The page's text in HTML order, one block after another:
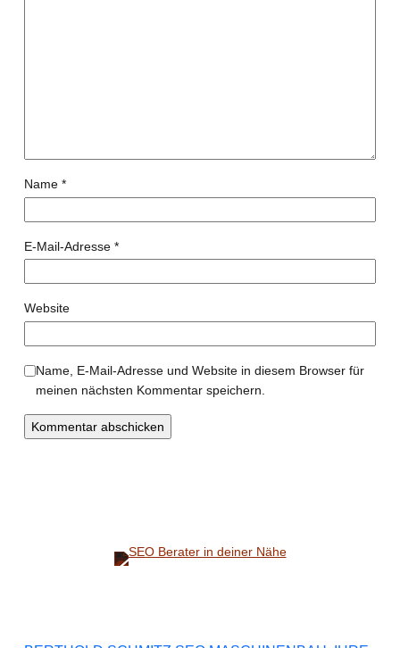
Name *
E-Mail-Adresse *
Website
Name, E-Mail-Adresse und Website in diesem Browser für
meinen nächsten Kommentar speichern.